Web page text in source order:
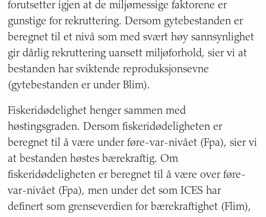
forutsetter igjen at de miljømessige faktorene er
gunstige for rekruttering. Dersom gytebestanden er
beregnet til et nivå som med svært høy sannsynlighet
gir dårlig rekruttering uansett miljøforhold, sier vi at
bestanden har sviktende reproduksjonsevne
(gytebestanden er under Blim).
Fiskeridødelighet henger sammen med
høstingsgraden. Dersom fiskeridødeligheten er
beregnet til å være under føre-var-nivået (Fpa), sier vi
at bestanden høstes bærekraftig. Om
fiskeridødeligheten er beregnet til å være over føre-
var-nivået (Fpa), men under det som ICES har
definert som grenseverdien for bærekraftighet (Flim),